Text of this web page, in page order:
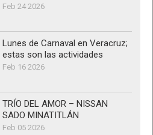
Feb 24 2026
Lunes de Carnaval en Veracruz;
estas son las actividades
Feb 16 2026
TRÍO DEL AMOR – NISSAN
SADO MINATITLÁN
Feb 05 2026